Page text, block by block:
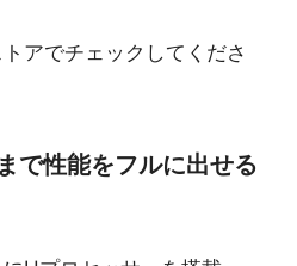
アでチェックしてくださ
で性能をフルに出せる